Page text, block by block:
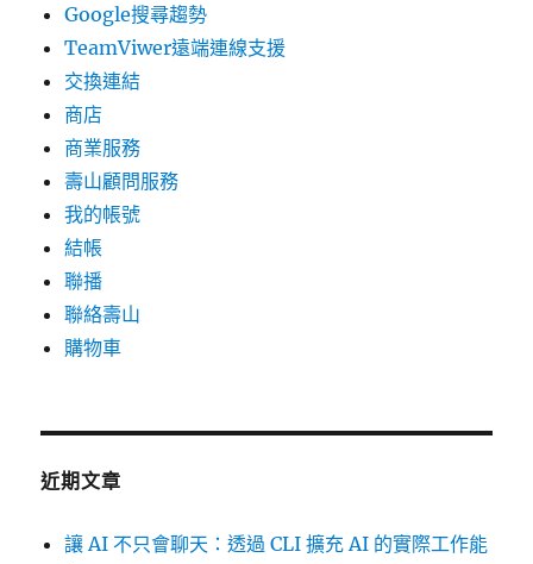
Google搜尋趨勢
TeamViwer遠端連線支援
交換連結
商店
商業服務
壽山顧問服務
我的帳號
結帳
聯播
聯絡壽山
購物車
近期文章
讓 AI 不只會聊天：透過 CLI 擴充 AI 的實際工作能